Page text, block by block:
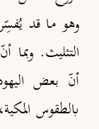
وهو ما قد
التثليث. وبما
أنّ بعض
بالطقوس